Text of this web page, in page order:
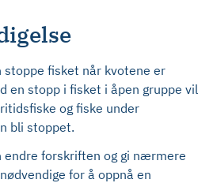
fisket når kvotene er
en stopp i fisket i åpen gruppe vil
og fiske under
bli stoppet.
forskriften og gi nærmere
for å oppnå en